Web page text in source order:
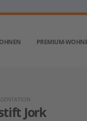
PREMIUM-
Jork